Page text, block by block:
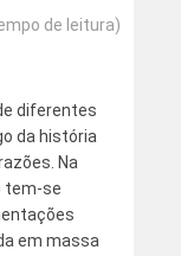
de leitura)
diferentes
da história
Na
tem-se
em massa